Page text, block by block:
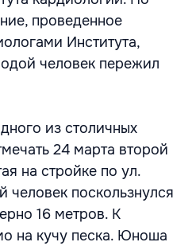
проведенное
Института,
человек пережил
из столичных
24 марта второй
на стройке по ул.
человек поскользнулся
16 метров. К
на кучу песка. Юноша